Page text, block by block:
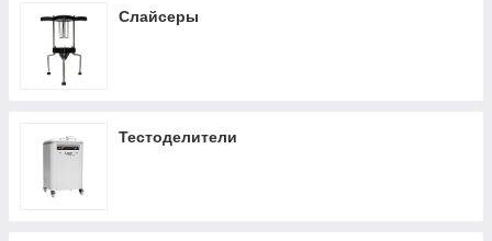
Слайсеры
Тестоделители